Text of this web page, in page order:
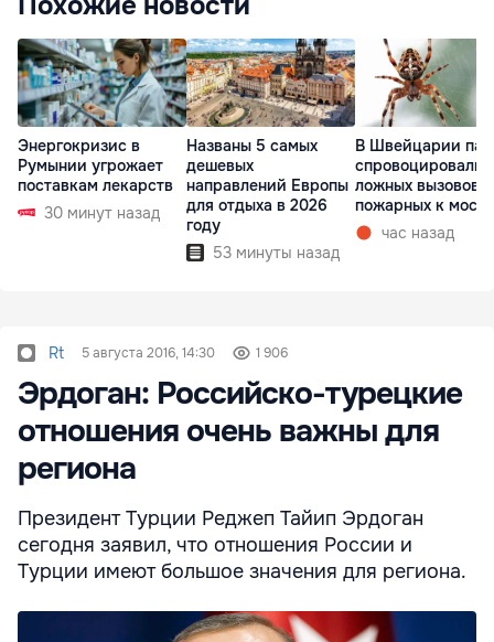
Энергокризис в
Румынии угрожает
поставкам лекарств
30 минут назад
Названы 5 самых
дешевых
направлений Европы
для отдыха в 2026
году
53 минуты назад
В Швейцарии
спровоцировали
ложных вызовов
пожарных к мосту
час назад
Rt 5 августа 2016, 14:30 1 906
Эрдоган: Российско-турецкие
отношения очень важны для
региона
Президент Турции Реджеп Тайип Эрдоган
сегодня заявил, что отношения России и
Турции имеют большое значения для региона.